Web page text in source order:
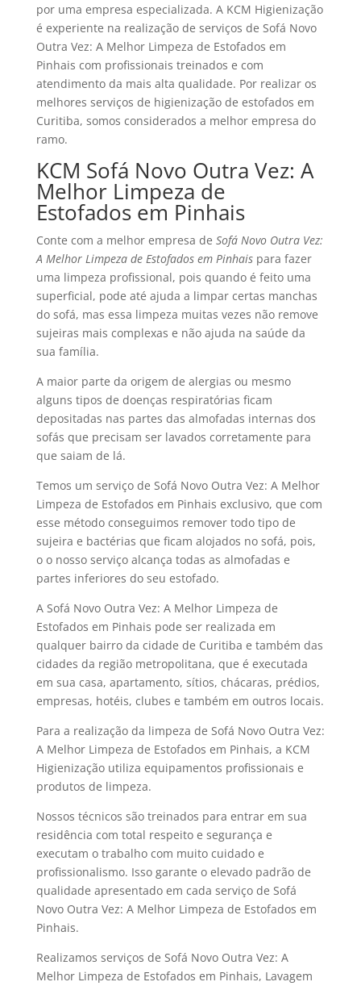
por uma empresa especializada. A KCM Higienização
é experiente na realização de serviços de Sofá Novo
Outra Vez: A Melhor Limpeza de Estofados em
Pinhais com profissionais treinados e com
atendimento da mais alta qualidade. Por realizar os
melhores serviços de higienização de estofados em
Curitiba, somos considerados a melhor empresa do
ramo.
KCM Sofá Novo Outra Vez: A
Melhor Limpeza de
Estofados em Pinhais
Conte com a melhor empresa de Sofá Novo Outra Vez:
A Melhor Limpeza de Estofados em Pinhaispara fazer
uma limpeza profissional, pois quando é feito uma
superficial, pode até ajuda a limpar certas manchas
do sofá, mas essa limpeza muitas vezes não remove
sujeiras mais complexas e não ajuda na saúde da
sua família.
A maior parte da origem de alergias ou mesmo
alguns tipos de doenças respiratórias ficam
depositadas nas partes das almofadas internas dos
sofás que precisam ser lavados corretamente para
que saiam de lá.
Temos um serviço de Sofá Novo Outra Vez: A Melhor
Limpeza de Estofados em Pinhais exclusivo, que com
esse método conseguimos remover todo tipo de
sujeira e bactérias que ficam alojados no sofá, pois,
o o nosso serviço alcança todas as almofadas e
partes inferiores do seu estofado.
A Sofá Novo Outra Vez: A Melhor Limpeza de
Estofados em Pinhais pode ser realizada em
qualquer bairro da cidade de Curitiba e também das
cidades da região metropolitana, que é executada
em sua casa, apartamento, sítios, chácaras, prédios,
empresas, hotéis, clubes e também em outros locais.
Para a realização da limpeza de Sofá Novo Outra Vez:
A Melhor Limpeza de Estofados em Pinhais, a KCM
Higienização utiliza equipamentos profissionais e
produtos de limpeza.
Nossos técnicos são treinados para entrar em sua
residência com total respeito e segurança e
executam o trabalho com muito cuidado e
profissionalismo. Isso garante o elevado padrão de
qualidade apresentado em cada serviço de Sofá
Novo Outra Vez: A Melhor Limpeza de Estofados em
Pinhais.
Realizamos serviços de Sofá Novo Outra Vez: A
Melhor Limpeza de Estofados em Pinhais, Lavagem